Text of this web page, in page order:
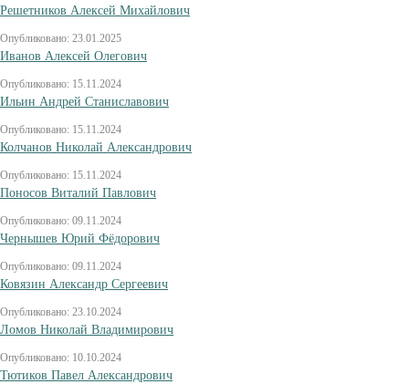
Решетников Алексей Михайлович
Опубликовано: 23.01.2025
Иванов Алексей Олегович
Опубликовано: 15.11.2024
Ильин Андрей Станиславович
Опубликовано: 15.11.2024
Колчанов Николай Александрович
Опубликовано: 15.11.2024
Поносов Виталий Павлович
Опубликовано: 09.11.2024
Чернышев Юрий Фёдорович
Опубликовано: 09.11.2024
Ковязин Александр Сергеевич
Опубликовано: 23.10.2024
Ломов Николай Владимирович
Опубликовано: 10.10.2024
Тютиков Павел Александрович